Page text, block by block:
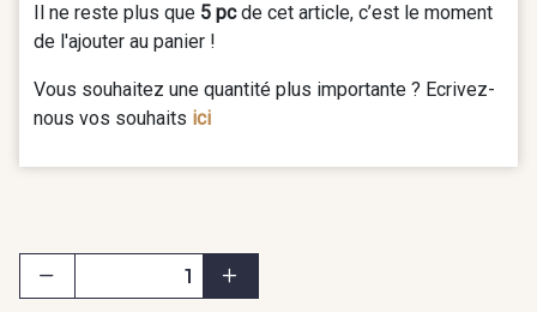
Il ne reste plus que 5 pcde cet article, c’est le moment
de l'ajouter au panier !
Vous souhaitez une quantité plus importante ? Ecrivez-
nous vos souhaits ici